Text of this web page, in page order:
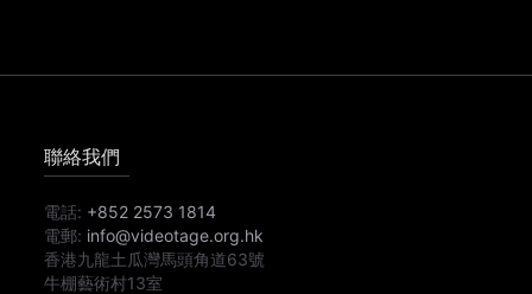
聯絡我們
電話: +852 2573 1814
電郵: info@videotage.org.hk
香港九龍土瓜灣馬頭角道63號
牛棚藝術村13室